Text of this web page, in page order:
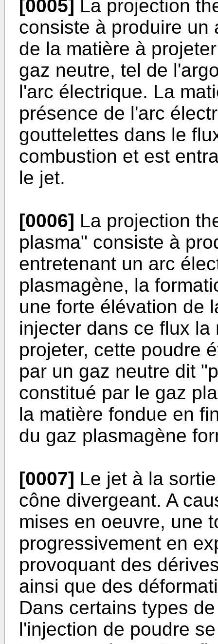
[0005] La projection
consiste à produire un
de la matière à
gaz neutre, tel de
l'arc électrique. La
présence de l'arc
gouttelettes dans le
combustion et est
le jet.
[0006] La projection
plasma" consiste à
entretenant un arc
plasmagène, la
une forte élévation de
injecter dans ce flux
projeter, cette poudre
par un gaz neutre dit
constitué par le gaz
la matière fondue en
du gaz plasmagène
[0007] Le jet à la
cône divergeant. A
mises en oeuvre, une
progressivement en
provoquant des
ainsi que des
Dans certains types
l'injection de poudre